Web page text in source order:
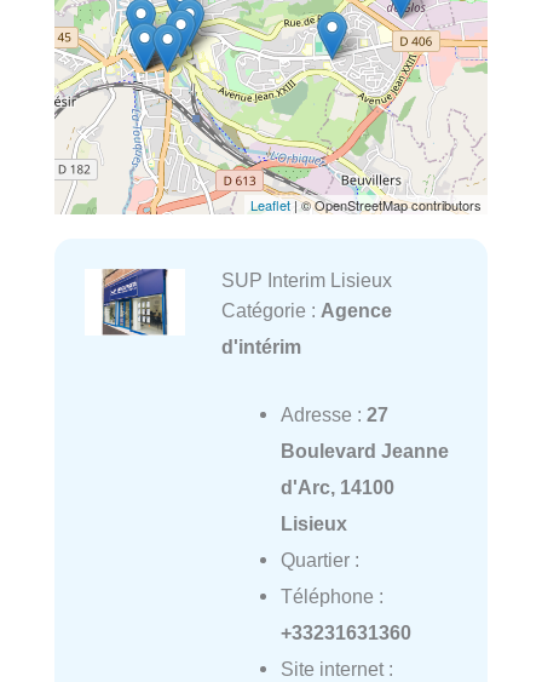
Leaflet| © OpenStreetMap contributors
SUP Interim Lisieux
Catégorie : Agence
d'intérim
Adresse : 27
Boulevard Jeanne
d'Arc, 14100
Lisieux
Quartier :
Téléphone :
+33231631360
Site internet :